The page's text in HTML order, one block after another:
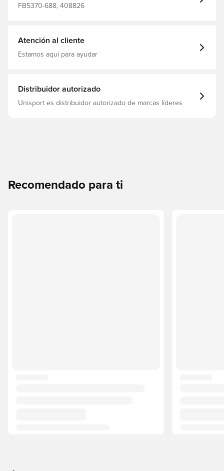
FB5370-688, 408826
Atención al cliente
Estamos aquí para ayudar
Distribuidor autorizado
Unisport es distribuidor autorizado de marcas líderes
Recomendado para ti